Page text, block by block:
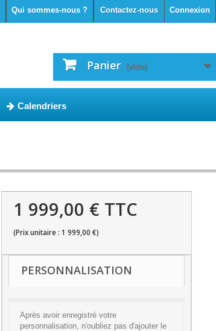
Connexion
Contactez-nous
Qui sommes-nous ?
Panier (vide)
Calendriers
1 999,00 € TTC
(Prix unitaire : 1 999,00 €)
PERSONNALISATION
Après avoir enregistré votre
personnalisation, n'oubliez pas d'ajouter le